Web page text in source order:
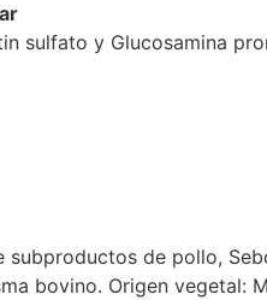
sulfato y Glucosamina
subproductos de pollo,
bovino. Origen vegetal: